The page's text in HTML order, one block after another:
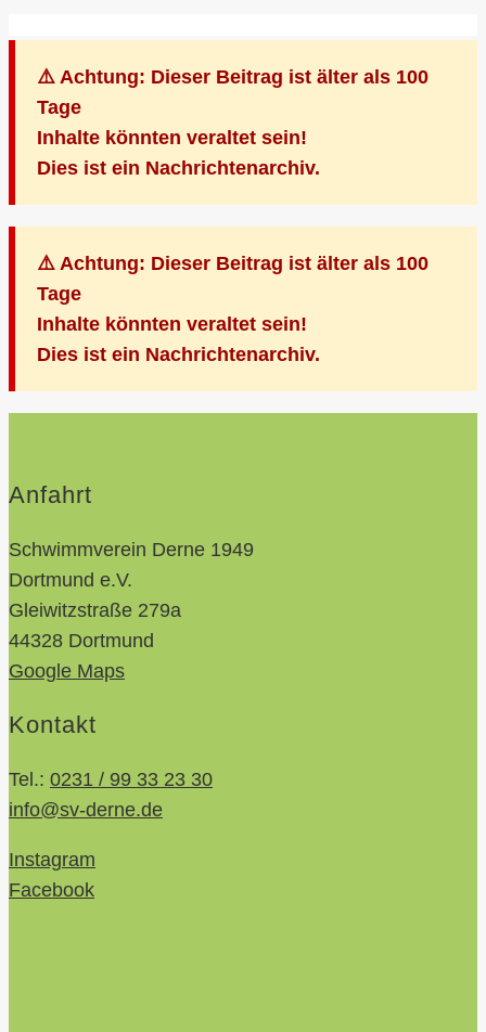
⚠️ Achtung: Dieser Beitrag ist älter als 100
Tage
Inhalte könnten veraltet sein!
Dies ist ein Nachrichtenarchiv.
⚠️ Achtung: Dieser Beitrag ist älter als 100
Tage
Inhalte könnten veraltet sein!
Dies ist ein Nachrichtenarchiv.
Anfahrt
Schwimmverein Derne 1949
Dortmund e.V.
Gleiwitzstraße 279a
44328 Dortmund
Google Maps
Kontakt
Tel.: 0231 / 99 33 23 30
info@sv-derne.de
Instagram
Facebook